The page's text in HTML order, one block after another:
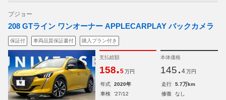
プジョー
208 GTライン ワンオーナー APPLECARPLAY バックカメラ
保証付 車両品質保証書付 購入プラン付き
支払総額
158.5 万円
本体価格
145. 4 万円
年式 2020年 走行
5.7万km
車検
'27/12 修復
なし